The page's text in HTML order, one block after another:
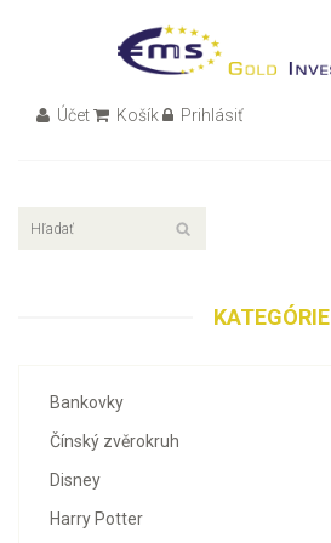
Účet Košík Prihlásiť
KATEGÓRIE
Bankovky
Čínský zvěrokruh
Disney
Harry Potter